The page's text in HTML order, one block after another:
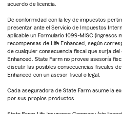
acuerdo de licencia.
De conformidad con la ley de impuestos
presentar ante el Servicio de Impuestos
aplicable un Formulario 1099-MISC (ingresos
recompensas de Life Enhanced, según
de cualquier consecuencia fiscal que surja
Enhanced. State Farm no provee asesoría
discutir las posibles consecuencias fiscales
Enhanced con un asesor fiscal o legal.
Cada aseguradora de State Farm asume la
por sus propios productos.